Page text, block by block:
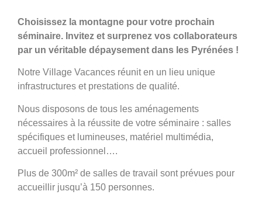
Choisissez la montagne pour votre prochain
séminaire. Invitez et surprenez vos collaborateurs
par un véritable dépaysement dans les Pyrénées !
Notre Village Vacances réunit en un lieu unique
infrastructures et prestations de qualité.
Nous disposons de tous les aménagements
nécessaires à la réussite de votre séminaire : salles
spécifiques et lumineuses, matériel multimédia,
accueil professionnel….
Plus de 300m² de salles de travail sont prévues pour
accueillir jusqu’à 150 personnes.